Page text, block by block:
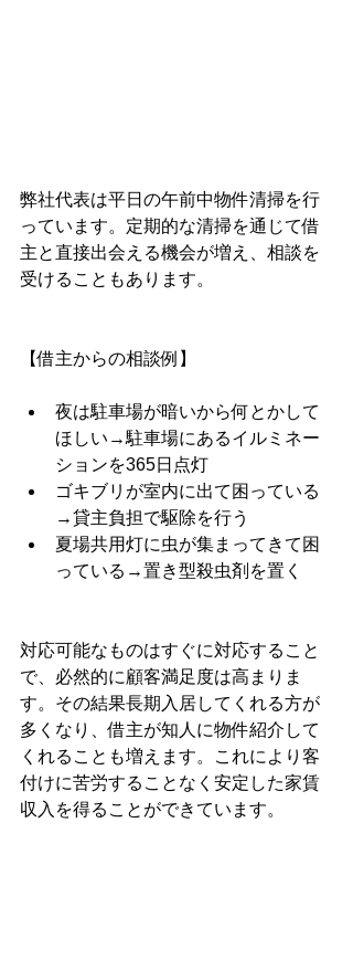
弊社代表は平日の午前中物件清掃を行
っています。定期的な清掃を通じて借
主と直接出会える機会が増え、相談を
受けることもあります。
【借主からの相談例】
夜は駐車場が暗いから何とかして
ほしい→駐車場にあるイルミネー
ションを365日点灯
ゴキブリが室内に出て困っている
→貸主負担で駆除を行う
夏場共用灯に虫が集まってきて困
っている→置き型殺虫剤を置く
対応可能なものはすぐに対応すること
で、必然的に顧客満足度は高まりま
す。その結果長期入居してくれる方が
多くなり、借主が知人に物件紹介して
くれることも増えます。これにより客
付けに苦労することなく安定した家賃
収入を得ることができています。